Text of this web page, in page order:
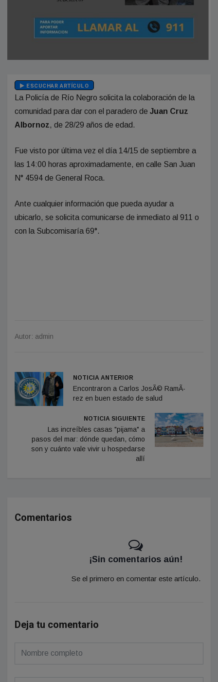
ESCUCHAR ARTÍCULO
La Policía de Río Negro solicita la colaboración de la
comunidad para dar con el paradero de Juan Cruz
Albornoz, de 28/29 años de edad.
Fue visto por última vez el día 14/15 de septiembre a
las 14:00 horas aproximadamente, en calle San Juan
N° 4594 de General Roca.
Ante cualquier información que pueda ayudar a
ubicarlo, se solicita comunicarse de inmediato al 911 o
con la Subcomisaría 69°.
Autor: admin
NOTICIA ANTERIOR
Encontraron a Carlos JosÃ© RamÃ­
rez en buen estado de salud
NOTICIA SIGUIENTE
Las increíbles casas "pijama" a
pasos del mar: dónde quedan, cómo
son y cuánto vale vivir u hospedarse
allí
Comentarios
¡Sin comentarios aún!
Se el primero en comentar este artículo.
Deja tu comentario